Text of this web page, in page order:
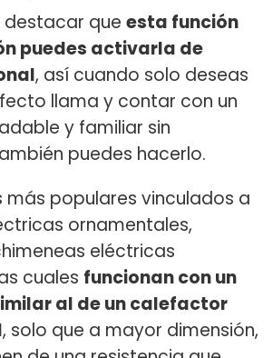
destacar que esta función
puedes activarla de
, así cuando solo deseas
llama y contar con un
y familiar sin
puedes hacerlo.
más populares vinculados a
ornamentales,
eléctricas
cuales funcionan con un
al de un calefactor
, solo que a mayor dimensión,